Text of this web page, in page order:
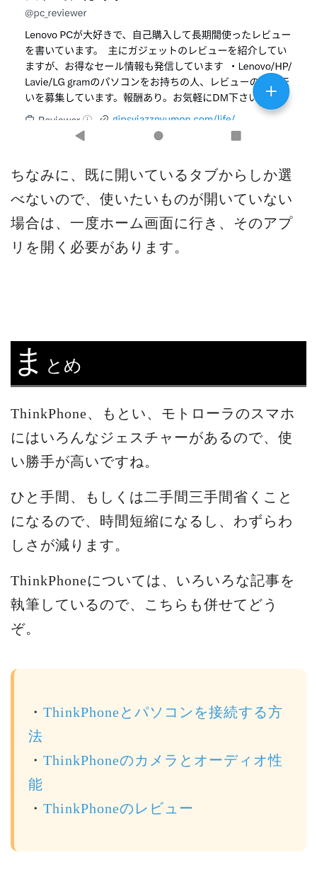
ちなみに、既に開いているタブからしか選
べないので、使いたいものが開いていない
場合は、一度ホーム画面に行き、そのアプ
リを開く必要があります。
ま とめ
ThinkPhone、もとい、モトローラのスマホ
にはいろんなジェスチャーがあるので、使
い勝手が高いですね。
ひと手間、もしくは二手間三手間省くこと
になるので、時間短縮になるし、わずらわ
しさが減ります。
ThinkPhoneについては、いろいろな記事を
執筆しているので、こちらも併せてどう
ぞ。
・ ThinkPhoneとパソコンを接続する方
法
・ ThinkPhoneのカメラとオーディオ性
能
・ ThinkPhoneのレビュー